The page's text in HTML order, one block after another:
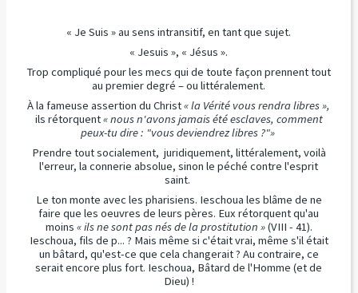
« Je Suis » au sens intransitif, en tant que sujet.
« Jesuis », « Jésus ».
Trop compliqué pour les mecs qui de toute façon prennent tout
au premier degré – ou littéralement.
À la fameuse assertion du Christ« la Vérité vous rendra libres »,
ils rétorquent« nous n'avons jamais été esclaves, comment
peux-tu dire : "vous deviendrez libres ?"»
Prendre tout socialement, juridiquement, littéralement, voilà
l'erreur, la connerie absolue, sinon le péché contre l'esprit
saint.
Le ton monte avec les pharisiens. Ieschoua les blâme de ne
faire que les oeuvres de leurs pères. Eux rétorquent qu'au
moins « ils ne sont pas nés de la prostitution »(VIII - 41).
Ieschoua, fils de p... ? Mais même si c'était vrai, même s'il était
un bâtard, qu'est-ce que cela changerait ? Au contraire, ce
serait encore plus fort. Ieschoua, Bâtard de l'Homme (et de
Dieu) !